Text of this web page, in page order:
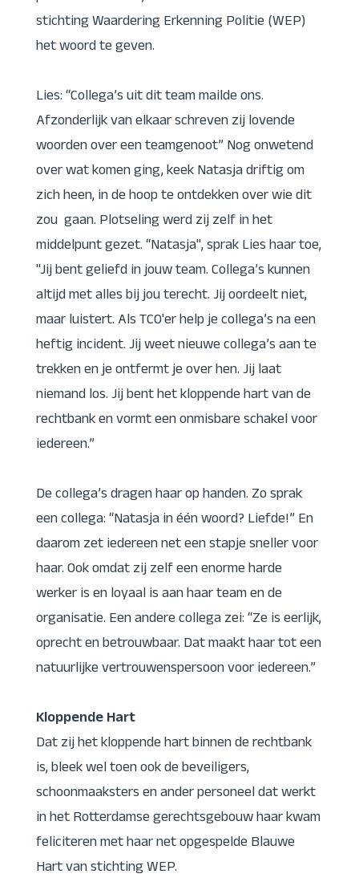
stichting Waardering Erkenning Politie (WEP)
het woord te geven.
Lies: “Collega’s uit dit team mailde ons.
Afzonderlijk van elkaar schreven zij lovende
woorden over een teamgenoot” Nog onwetend
over wat komen ging, keek Natasja driftig om
zich heen, in de hoop te ontdekken over wie dit
zou gaan. Plotseling werd zij zelf in het
middelpunt gezet. “Natasja", sprak Lies haar toe,
"Jij bent geliefd in jouw team. Collega’s kunnen
altijd met alles bij jou terecht. Jij oordeelt niet,
maar luistert. Als TCO'er help je collega’s na een
heftig incident. Jij weet nieuwe collega’s aan te
trekken en je ontfermt je over hen. Jij laat
niemand los. Jij bent het kloppende hart van de
rechtbank en vormt een onmisbare schakel voor
iedereen.”
De collega’s dragen haar op handen. Zo sprak
een collega: “Natasja in één woord? Liefde!” En
daarom zet iedereen net een stapje sneller voor
haar. Ook omdat zij zelf een enorme harde
werker is en loyaal is aan haar team en de
organisatie. Een andere collega zei: “Ze is eerlijk,
oprecht en betrouwbaar. Dat maakt haar tot een
natuurlijke vertrouwenspersoon voor iedereen.”
Kloppende Hart
Dat zij het kloppende hart binnen de rechtbank
is, bleek wel toen ook de beveiligers,
schoonmaaksters en ander personeel dat werkt
in het Rotterdamse gerechtsgebouw haar kwam
feliciteren met haar net opgespelde Blauwe
Hart van stichting WEP.